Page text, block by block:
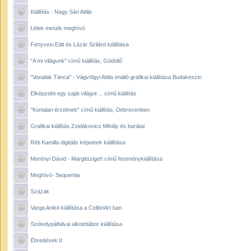
Kiállítás - Nagy Sári Attila
Lélek mesék meghívó
Fenyvesi Edit és Lázár Szilárd kiállítása
"A mi világunk" című kiállítás, Gödöllő
"Vonalak Tánca" - Vágvölgyi Attila önálló grafikai kiállítása Budakeszin
Elképzelni egy saját világot ... című kiállítás
"Kortalan érzelmek" című kiállítás, Debrecenben
Grafikai kiállítás Zsidákovics Mihály és barátai
Réti Kamilla digitális képeinek kiállítása
Merényi Dávid - Margitsziget! című festménykiállítása
Meghívó- Sequentia
Százak
Varga Anikó kiállítása a ColibriArt ban
Székelypálfalvai alkotótábor kiállítása
Ébredések II